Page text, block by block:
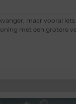
maar vooral
met een grotere